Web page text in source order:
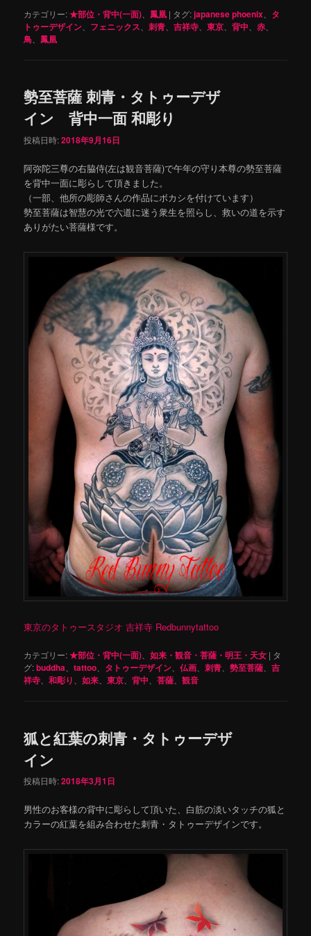
カテゴリー:★部位・背中(一面) 鳳凰 | タグ:japanese phoenix
タ
トゥーデザイン
フェニックス 、刺青 、吉祥寺 、東京 、背中 、赤
鳥 鳳凰
勢至菩薩 刺青・タトゥーデザ
イン 背中一面 和彫り
投稿日時:2018年9月16日
阿弥陀三尊の右脇侍(左は観音菩薩)で午年の守り本尊の勢至菩薩
を背中一面に彫らして頂きました。
（一部、他所の彫師さんの作品にボカシを付けています）
勢至菩薩は智慧の光で六道に迷う衆生を照らし、救いの道を示す
ありがたい菩薩様です。
東京のタトゥースタジオ 吉祥寺 Redbunnytattoo
カテゴリー:★部位・背中(一面) 、如来・観音・菩薩・明王・天女 | タ
グ:buddha 、tattoo タトゥーデザイン 、仏画 、刺青 、勢至菩薩 、吉
祥寺 、和彫り 、如来 、東京 、背中 、菩薩 、観音
狐と紅葉の刺青・タトゥーデザ
イン
投稿日時:2018年3月1日
男性のお客様の背中に彫らして頂いた、白筋の淡いタッチの狐と
カラーの紅葉を組み合わせた刺青・タトゥーデザインです。